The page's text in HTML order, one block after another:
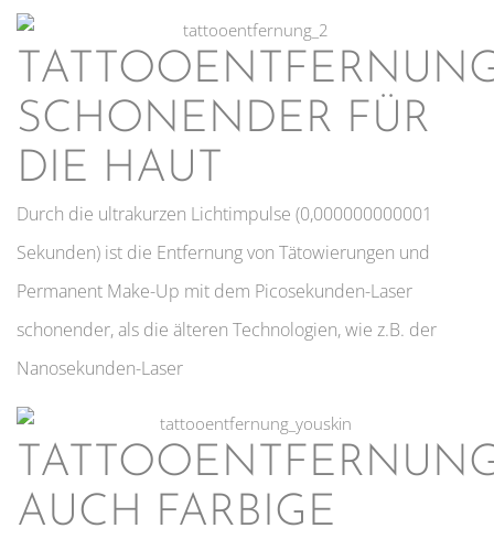
SCHONENDER FÜR
DIE HAUT
Durch die ultrakurzen Lichtimpulse (0,000000000001
Sekunden) ist die Entfernung von Tätowierungen und
Permanent Make-Up mit dem Picosekunden-Laser
schonender, als die älteren Technologien, wie z.B. der
Nanosekunden-Laser
AUCH FARBIGE